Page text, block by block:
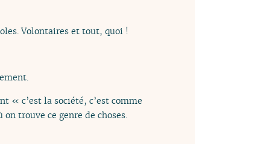
Volontaires et tout, quoi !
« c’est la société, c’est comme
trouve ce genre de choses.